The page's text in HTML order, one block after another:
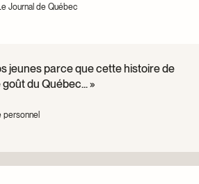
Journal de Québec
jeunes parce que cette histoire de
du Québec... »
personnel